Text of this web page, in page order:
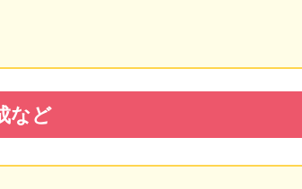
など